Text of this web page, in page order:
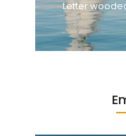
Letter